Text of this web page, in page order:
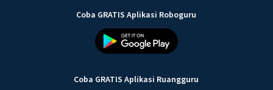
Coba GRATIS Aplikasi Roboguru
Coba GRATIS Aplikasi Ruangguru